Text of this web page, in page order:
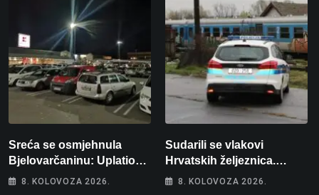
Sreća se osmjehnula
Bjelovarčaninu: Uplatio
samo 4 eura, a osvojio
8. KOLOVOZA 2026.
Sudarili se vlakovi
Hrvatskih željeznica.
Šestero osoba teško
8. KOLOVOZA 2026.